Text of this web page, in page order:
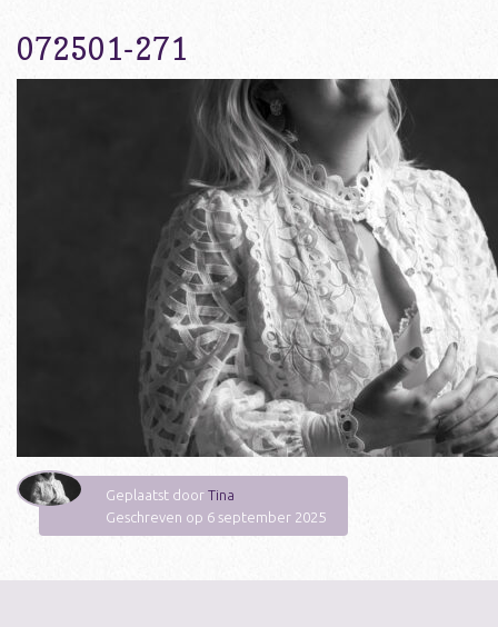
072501-271
Geplaatst door Tina
Geschreven op 6 september 2025